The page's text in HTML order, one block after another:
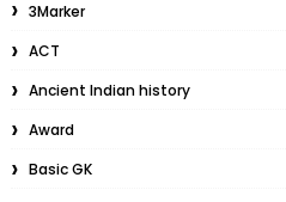
3Marker
ACT
Ancient Indian history
Award
Basic GK